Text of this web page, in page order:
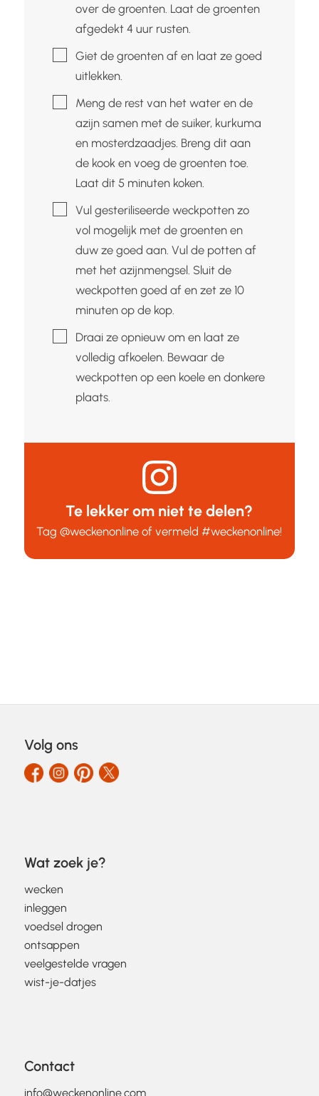
over de groenten. Laat de groenten
afgedekt 4 uur rusten.
▢
Giet de groenten af en laat ze goed
uitlekken.
▢Meng de rest van het water en de
azijn samen met de suiker, kurkuma
en mosterdzaadjes. Breng dit aan
de kook en voeg de groenten toe.
Laat dit 5 minuten koken.
▢Vul gesteriliseerde weckpotten zo
vol mogelijk met de groenten en
duw ze goed aan. Vul de potten af
met het azijnmengsel. Sluit de
weckpotten goed af en zet ze 10
minuten op de kop.
▢Draai ze opnieuw om en laat ze
volledig afkoelen. Bewaar de
weckpotten op een koele en donkere
plaats.
Te lekker om niet te delen?
Tag@weckenonline of vermeld#weckenonline!
Volg ons
Wat zoek je?
wecken
inleggen
voedsel drogen
ontsappen
veelgestelde vragen
wist-je-datjes
Contact
info@weckenonline.com